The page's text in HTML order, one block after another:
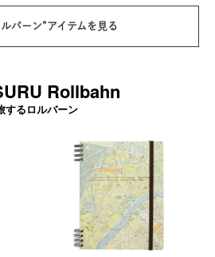
バーン”アイテムを見る
Rollbahn
するロルバーン